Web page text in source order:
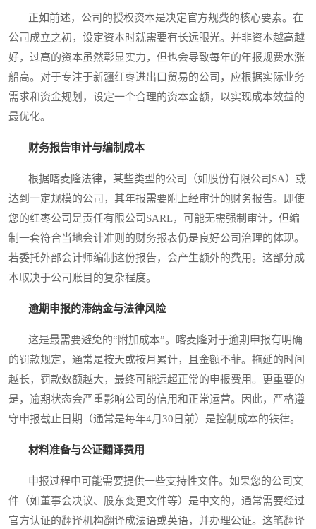
正如前述，公司的授权资本是决定官方规费的核心要素。在
公司成立之初，设定资本时就需要有长远眼光。并非资本越高越
好，过高的资本虽然彰显实力，但也会导致每年的年报规费水涨
船高。对于专注于新疆红枣进出口贸易的公司，应根据实际业务
需求和资金规划，设定一个合理的资本金额，以实现成本效益的
最优化。
财务报告审计与编制成本
根据喀麦隆法律，某些类型的公司（如股份有限公司SA）或
达到一定规模的公司，其年报需要附上经审计的财务报告。即使
您的红枣公司是责任有限公司SARL，可能无需强制审计，但编
制一套符合当地会计准则的财务报表仍是良好公司治理的体现。
若委托外部会计师编制这份报告，会产生额外的费用。这部分成
本取决于公司账目的复杂程度。
逾期申报的滞纳金与法律风险
这是最需要避免的“附加成本”。喀麦隆对于逾期申报有明确
的罚款规定，通常是按天或按月累计，且金额不菲。拖延的时间
越长，罚款数额越大，最终可能远超正常的申报费用。更重要的
是，逾期状态会严重影响公司的信用和正常运营。因此，严格遵
守申报截止日期（通常是每年4月30日前）是控制成本的铁律。
材料准备与公证翻译费用
申报过程中可能需要提供一些支持性文件。如果您的公司文
件（如董事会决议、股东变更文件等）是中文的，通常需要经过
官方认证的翻译机构翻译成法语或英语，并办理公证。这笔翻译